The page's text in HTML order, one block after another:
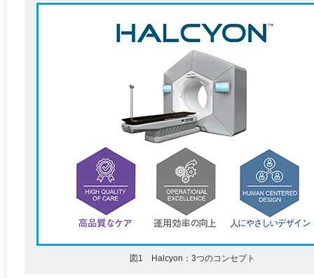
図1 Halcyon：3つのコンセプト